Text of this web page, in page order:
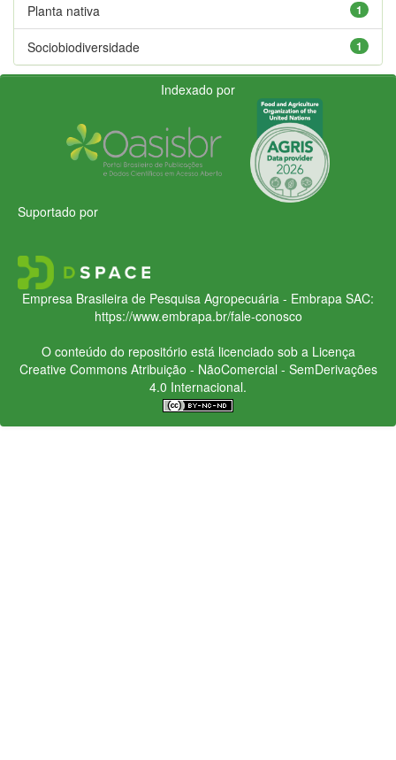
1
Planta nativa
1
Sociobiodiversidade
Indexado por
Suportado por
Empresa Brasileira de Pesquisa Agropecuária - Embrapa SAC:
https://www.embrapa.br/fale-conosco
O conteúdo do repositório está licenciado sob a Licença
Creative CommonsAtribuição - NãoComercial - SemDerivações
4.0 Internacional.